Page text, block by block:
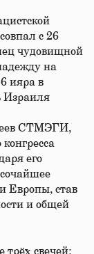
с 26
чудовищной
на
ияра в
Израиля
СТМЭГИ,
его
Европы, став
и общей
трёх свечей: